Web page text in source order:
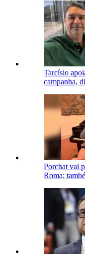
Tarcísio
campanha,
Porchat vai
Roma;